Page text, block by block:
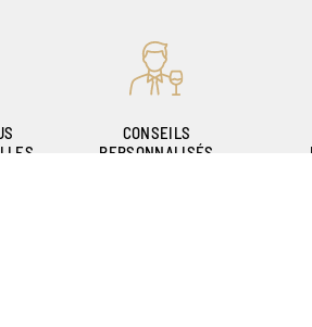
CONSEILS
PERSONNALISÉS